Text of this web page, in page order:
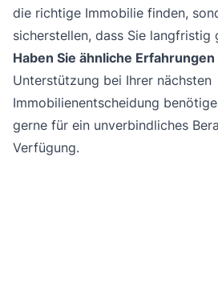
die richtige Immobilie finden,
sicherstellen, dass Sie langfristig
Haben Sie ähnliche
Unterstützung bei Ihrer nächsten
Immobilienentscheidung
gerne für ein unverbindliches
Verfügung.